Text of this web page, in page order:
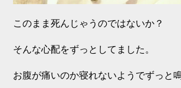
このまま死んじゃうのではないか？
そんな心配をずっとしてました。
お腹が痛いのか寝れないようでずっと